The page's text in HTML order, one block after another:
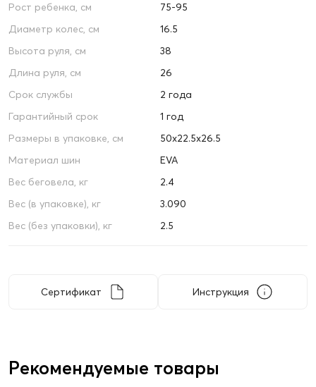
Рост ребенка, см
75-95
Диаметр колес, см
16.5
Высота руля, см
38
Длина руля, см
26
Срок службы
2 года
Гарантийный срок
1 год
Размеры в упаковке, см
50х22.5х26.5
Материал шин
EVA
Вес беговела, кг
2.4
Вес (в упаковке), кг
3.090
Вес (без упаковки), кг
2.5
Сертификат Инструкция
Рекомендуемые товары